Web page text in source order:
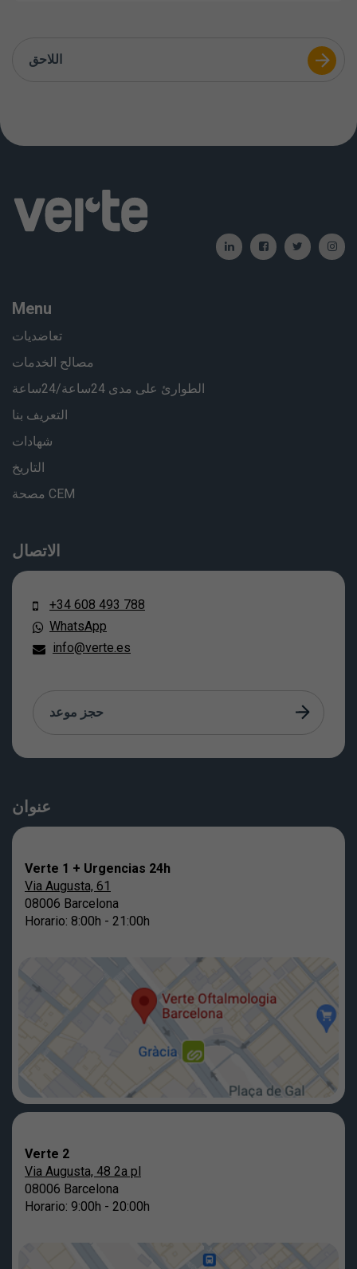
اللاحق
Menu
تعاضديات
مصالح الخدمات
الطوارئ على مدى 24ساعة/24ساعة
التعريف بنا
شهادات
التاريخ
مصحة CEM
الاتصال
+34 608 493 788
WhatsApp
info@verte.es
حجز موعد
عنوان
Verte 1 + Urgencias 24h
Via Augusta, 61
08006 Barcelona
Horario: 8:00h - 21:00h
Verte 2
Via Augusta, 48 2a pl
08006 Barcelona
Horario: 9:00h - 20:00h